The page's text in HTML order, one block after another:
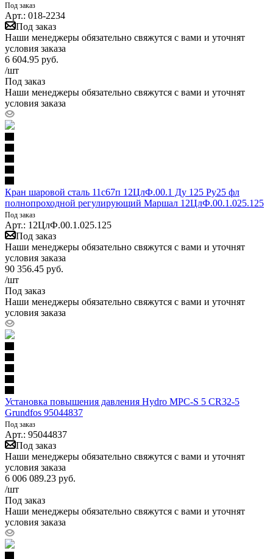
Под заказ
Арт.: 018-2234
Под заказ
Наши менеджеры обязательно свяжутся с вами и уточнят
условия заказа
6 604.95 руб.
/шт
Под заказ
Наши менеджеры обязательно свяжутся с вами и уточнят
условия заказа
Кран шаровой сталь 11с67п 12ЦлФ.00.1 Ду 125 Ру25 фл
полнопроходной регулирующий Маршал 12ЦлФ.00.1.025.125
Под заказ
Арт.: 12ЦлФ.00.1.025.125
Под заказ
Наши менеджеры обязательно свяжутся с вами и уточнят
условия заказа
90 356.45 руб.
/шт
Под заказ
Наши менеджеры обязательно свяжутся с вами и уточнят
условия заказа
Установка повышения давления Hydro MPC-S 5 CR32-5
Grundfos 95044837
Под заказ
Арт.: 95044837
Под заказ
Наши менеджеры обязательно свяжутся с вами и уточнят
условия заказа
6 006 089.23 руб.
/шт
Под заказ
Наши менеджеры обязательно свяжутся с вами и уточнят
условия заказа